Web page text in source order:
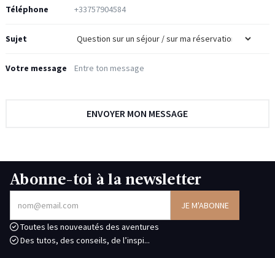
Téléphone
Sujet
Votre message
Abonne-toi à la newsletter
Toutes les nouveautés des aventures
Des tutos, des conseils, de l’inspi...